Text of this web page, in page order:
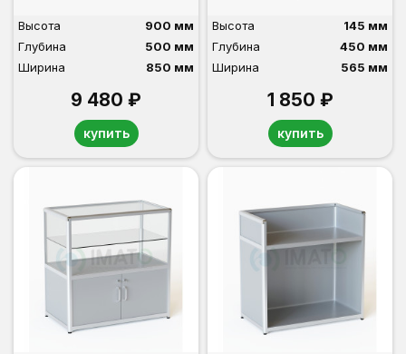
Высота
900 мм
Глубина
500 мм
Ширина
850 мм
9 480 ₽
купить
Высота
145 мм
Глубина
450 мм
Ширина
565 мм
1 850 ₽
купить